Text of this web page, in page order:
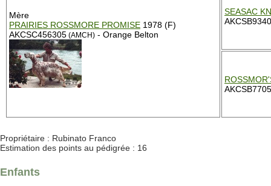
Mère
PRAIRIES ROSSMORE PROMISE 1978 (F)
AKCSC456305 (AMCH) - Orange Belton
SEASAC
Propriétaire : Rubinato Franco
Estimation des points au pédigrée : 16
Enfants